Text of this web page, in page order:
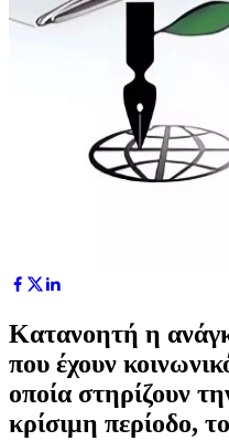
Kατανοητή η
που έχουν
οποία στηρίζουν
κρίσιμη περίοδο,